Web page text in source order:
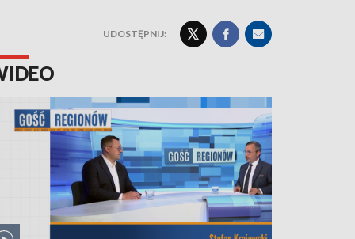
UDOSTĘPNIJ: